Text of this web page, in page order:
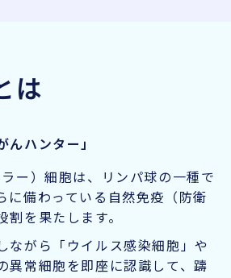
は
ハンター」
ー）細胞は、リンパ球の一種で
に備わっている自然免疫（防衛
を果たします。
ながら「ウイルス感染細胞」や
異常細胞を即座に認識して、躊